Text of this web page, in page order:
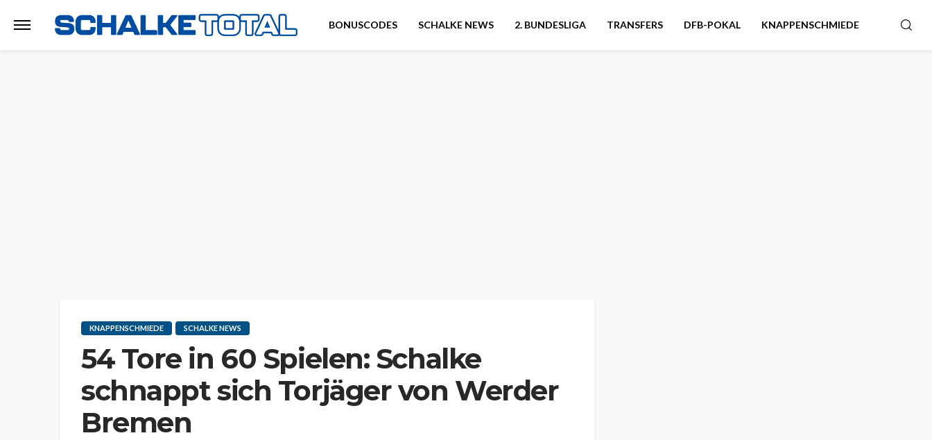
BONUSCODES SCHALKE NEWS 2. BUNDESLIGA TRANSFERS DFB-POKAL KNAPPENSCHMIEDE
KNAPPENSCHMIEDE SCHALKE NEWS
54 Tore in 60 Spielen: Schalke
schnappt sich Torjäger von Werder
Bremen